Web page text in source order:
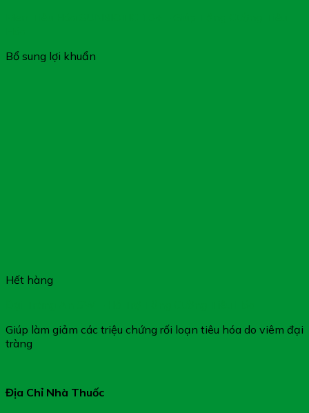
Bổ sung lợi khuẩn
Hết hàng
Giúp làm giảm các triệu chứng rối loạn tiêu hóa do viêm đại
tràng
Địa Chỉ Nhà Thuốc